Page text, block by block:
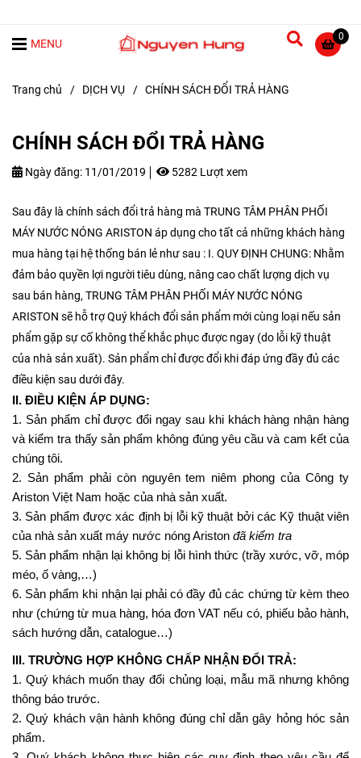
0
MENU
Trang chủ / DỊCH VỤ / CHÍNH SÁCH ĐỔI TRẢ HÀNG
CHÍNH SÁCH ĐỔI TRẢ HÀNG
Ngày đăng: 11/01/2019 5282 Lượt xem
Sau đây là chính sách đổi trả hàng mà TRUNG TÂM PHÂN PHỐI
MÁY NƯỚC NÓNG ARISTON áp dụng cho tất cả những khách hàng
mua hàng tại hệ thống bán lẻ như sau : I. QUY ĐỊNH CHUNG: Nhằm
đảm bảo quyền lợi người tiêu dùng, nâng cao chất lượng dịch vụ
sau bán hàng, TRUNG TÂM PHÂN PHỐI MÁY NƯỚC NÓNG
ARISTON sẽ hỗ trợ Quý khách đổi sản phẩm mới cùng loại nếu sản
phẩm gặp sự cố không thể khắc phục được ngay (do lỗi kỹ thuật
của nhà sản xuất). Sản phẩm chỉ được đổi khi đáp ứng đầy đủ các
điều kiện sau dưới đây.
II. ĐIỀU KIỆN ÁP DỤNG:
1. Sản phẩm chỉ được đổi ngay sau khi khách hàng nhận hàng
và kiểm tra thấy sản phẩm không đúng yêu cầu và cam kết của
chúng tôi.
2. Sản phẩm phải còn nguyên tem niêm phong củaCông ty
Ariston Việt Nam hoặc của nhà sản xuất.
3. Sản phẩm được xác định bị lỗi kỹ thuật bởi các Kỹ thuật viên
của nhà sản xuất máy nước nóng Ariston đã kiểm tra
5. Sản phẩm nhận lại không bị lỗi hình thức (trầy xước, vỡ, móp
méo, ố vàng,…)
6. Sản phẩm khi nhận lại phải có đầy đủ các chứng từ kèm theo
như (chứng từ mua hàng, hóa đơn VAT nếu có, phiếu bảo hành,
sách hướng dẫn, catalogue…)
III. TRƯỜNG HỢP KHÔNG CHẤP NHẬN ĐỔI TRẢ:
1. Quý khách muốn thay đổi chủng loại, mẫu mã nhưng không
thông báo trước.
2. Quý khách vận hành không đúng chỉ dẫn gây hỏng hóc sản
phẩm.